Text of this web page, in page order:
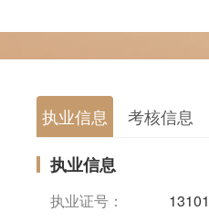
执业信息 考核信息
执业信息
执业证号：